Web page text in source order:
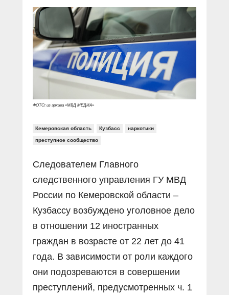
Документальные фильмы
В знании сила
Специальный репортаж
КиберПОСТОВОЙ
Газета «Щит и меч»
Журнал «Полиция России»
О ПОРТАЛЕ
Контакты
Вакансии
ФОТО: из архива «МВД МЕДИА»
Кемеровская область Кузбасс наркотики
преступное сообщество
Следователем Главного
следственного управления ГУ МВД
России по Кемеровской области –
Кузбассу возбуждено уголовное дело
в отношении 12 иностранных
граждан в возрасте от 22 лет до 41
года. В зависимости от роли каждого
они подозреваются в совершении
преступлений, предусмотренных ч. 1